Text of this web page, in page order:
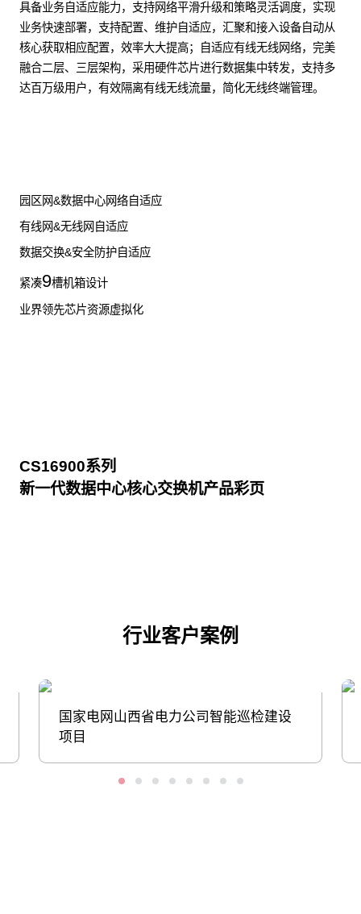
具备业务自适应能力，支持网络平滑升级和策略灵活调度，实现
业务快速部署，支持配置、维护自适应，汇聚和接入设备自动从
核心获取相应配置，效率大大提高；自适应有线无线网络，完美
融合二层、三层架构，采用硬件芯片进行数据集中转发，支持多
达百万级用户，有效隔离有线无线流量，简化无线终端管理。
园区网&数据中心网络自适应
有线网&无线网自适应
数据交换&安全防护自适应
紧凑9槽机箱设计
业界领先芯片资源虚拟化
CS16900系列
新一代数据中心核心交换机产品彩页
行业客户案例
国家电网山西省电力公司智能巡检建设
项目